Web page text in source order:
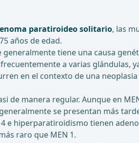
paratiroideo solitario, las
años de edad.
generalmente tiene una causa
a varias glándulas,
en el contexto de una
de manera regular. Aunque en
se presentan más
e hiperparatiroidismo tienen
raro que MEN 1.